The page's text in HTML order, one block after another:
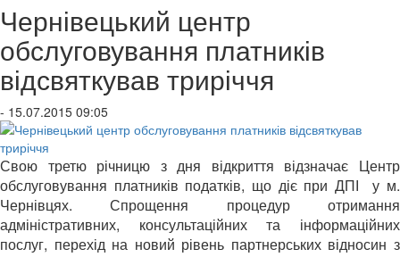
Чернівецький центр
обслуговування платників
відсвяткував триріччя
- 15.07.2015 09:05
Свою третю річницю з дня відкриття відзначає Центр
обслуговування платників податків, що діє при ДПІ у м.
Чернівцях. Спрощення процедур отримання
адміністративних, консультаційних та інформаційних
послуг, перехід на новий рівень партнерських відносин з